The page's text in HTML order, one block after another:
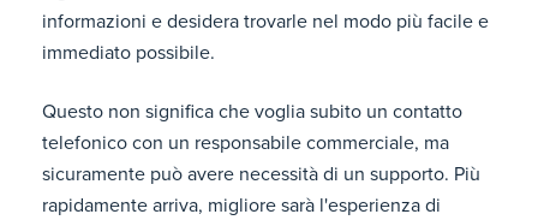
informazioni e desidera trovarle nel modo più facile e
immediato possibile.
Questo non significa che voglia subito un contatto
telefonico con un responsabile commerciale, ma
sicuramente può avere necessità di un supporto. Più
rapidamente arriva, migliore sarà l'esperienza di